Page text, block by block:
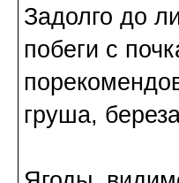
Задолго до
побеги с
груша,